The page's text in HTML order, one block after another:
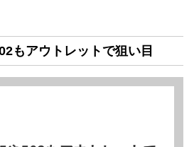
もアウトレットで狙い目